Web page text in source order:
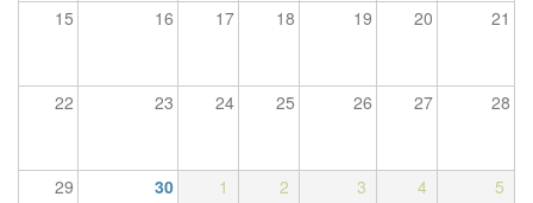
15 16 17 18 19 20 21
22 23 24 25 26 27 28
29 30 1 2 3 4 5